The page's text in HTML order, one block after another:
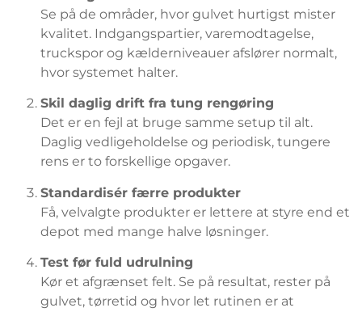
Se på de områder, hvor gulvet hurtigst mister
kvalitet. Indgangspartier, varemodtagelse,
truckspor og kælderniveauer afslører normalt,
hvor systemet halter.
Skil daglig drift fra tung rengøring
Det er en fejl at bruge samme setup til alt.
Daglig vedligeholdelse og periodisk, tungere
rens er to forskellige opgaver.
Standardisér færre produkter
Få, velvalgte produkter er lettere at styre end et
depot med mange halve løsninger.
Test før fuld udrulning
Kør et afgrænset felt. Se på resultat, rester på
gulvet, tørretid og hvor let rutinen er at